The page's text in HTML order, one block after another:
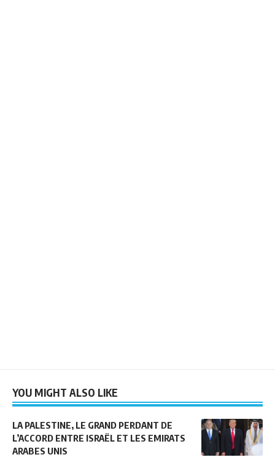
YOU MIGHT ALSO LIKE
LA PALESTINE, LE GRAND PERDANT DE
L’ACCORD ENTRE ISRAËL ET LES EMIRATS
ARABES UNIS